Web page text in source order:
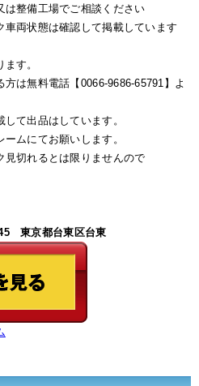
は整備工場でご相談ください
両状態は確認して掲載しています
す。
は無料電話【0066-9686-65791】よ
て出品はしています。
ムにてお願いします。
見切れるとは限りませんので
東京都台東区台東